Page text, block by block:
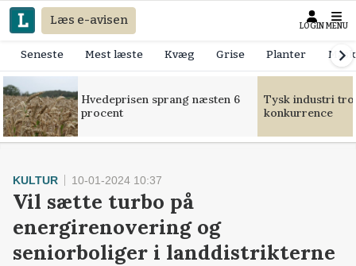
Læs e-avisen LOGIN MENU
Seneste Mest læste Kvæg Grise Planter
Hvedeprisen sprang næsten 6
procent
Tysk industri
konkurrence
KULTUR 10-01-2024 10:37
Vil sætte turbo på
energirenovering og
seniorboliger i landdistrikterne